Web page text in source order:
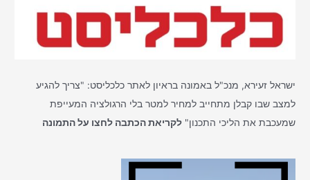
ישראל זעירא, מנכ"ל באמונה בראיון לאתר כלכליסט: "צריך להגיע
למצב שבו קבלן מתחייב למחיר למטר בלי הרגולציה המעייפת
שמעכבת את הליכי התכנון"לקריאת הכתבה לחצו על התמונה